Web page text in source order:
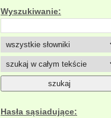
Wyszukiwanie:
Hasła sąsiadujące: